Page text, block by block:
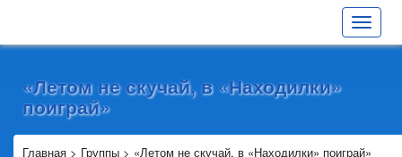
Toggle
«Летом не скучай, в «Находилки»
поиграй»
Главная > Группы > «Летом не скучай, в «Находилки» поиграй»